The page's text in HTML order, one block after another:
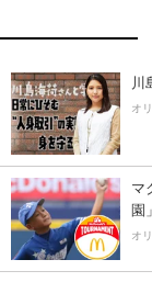
川
オ
マ
園」
オ